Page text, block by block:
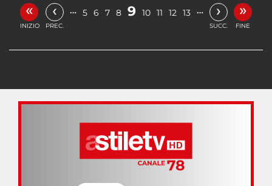
«
INIZIO
‹
PREC.
… 5 6 7 8 9 10 11 12 13 … ›
SUCC.
»
FINE